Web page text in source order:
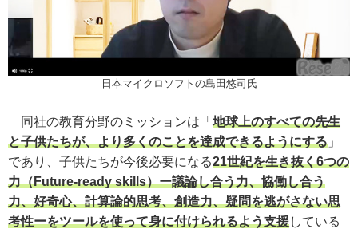
日本マイクロソフトの島田悠司氏
同社の教育分野のミッションは「 地球上のすべての先生
と子供たちが、より多くのことを達成できるようにする 」
であり、子供たちが今後必要になる21世紀を生き抜く6つの
力（Future-ready skills）ー議論し合う力、協働し合う
力、好奇心、計算論的思考、創造力、疑問を逃がさない思
考性ーをツールを使って身に付けられるよう支援している